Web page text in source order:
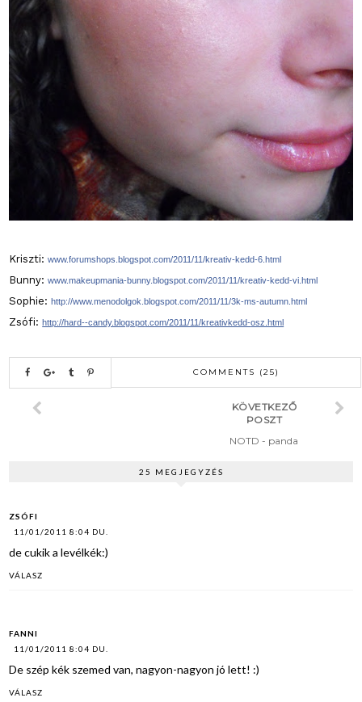
Kriszti:www.forumshops.blogspot.com/2011/11/kreativ-kedd-6.html
Bunny:www.makeupmania-bunny.blogspot.com/2011/11/kreativ-kedd-vi.html
Sophie:http://www.menodolgok.blogspot.com/2011/11/3k-ms-autumn.html
Zsófi:http://hard--candy.blogspot.com/2011/11/kreativkedd-osz.html
COMMENTS (25)
KÖVETKEZŐ
POSZT
NOTD - panda
25 MEGJEGYZÉS
ZSÓFI
11/01/2011 8:04 DU.
de cukik a levélkék:)
VÁLASZ
FANNI
11/01/2011 8:04 DU.
De szép kék szemed van, nagyon-nagyon jó lett! :)
VÁLASZ